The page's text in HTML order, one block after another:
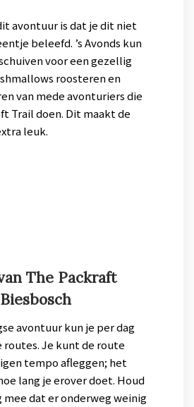
avontuur is dat je dit niet
beleefd. ’s Avonds kun
voor een gezellig
roosteren en
van mede avonturiers die
Trail doen. Dit maakt de
leuk.
The Packraft
avontuur kun je per dag
Je kunt de route
tempo afleggen; het
lang je erover doet. Houd
dat er onderweg weinig